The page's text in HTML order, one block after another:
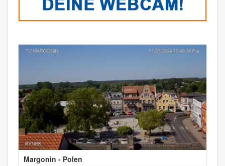
Margonin - Polen